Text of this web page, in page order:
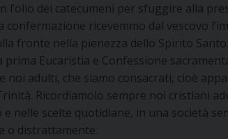
l’olio dei catecumeni per sfuggire alla
confermazione ricevemmo dal vescovo
fronte nella pienezza dello Spirito
prima Eucaristia e Confessione
noi adulti, che siamo consacrati, cioè
Ricordiamolo sempre noi cristiani
nelle scelte quotidiane, in una società
o distrattamente.